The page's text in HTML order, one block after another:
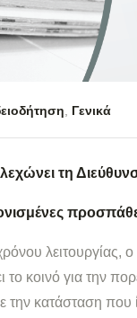
Γενικά
τη
λειτουργίας,
κοινό για την
κατάσταση που